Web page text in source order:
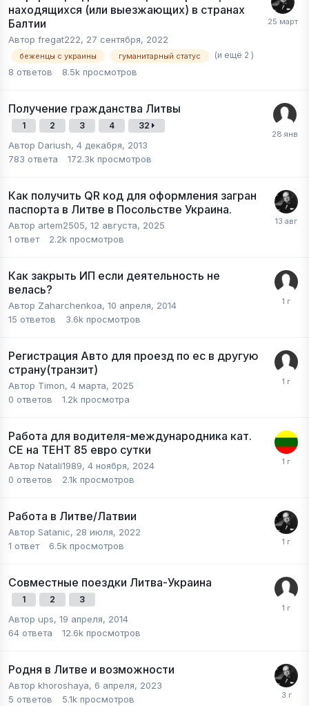
находящихся (или выезжающих) в странах
Балтии
Автор fregat222, 27 сентября, 2022
беженцы с украины гуманитарный статус (и ещё 2 )
8 ответов 8.5k просмотров
Получение гражданства Литвы
1 2 3 4 32
Автор Dariush, 4 декабря, 2013
783 ответа 172.3k просмотров
Как получить QR код для оформления загран
паспорта в Литве в Посольстве Украина.
Автор artem2505, 12 августа, 2025
1 ответ 2.2k просмотров
Как закрыть ИП если деятельность не
велась?
Автор Zaharchenkoa, 10 апреля, 2014
15 ответов 3.6k просмотров
Регистрация Авто для проезд по ес в другую
страну(транзит)
Автор Timon, 4 марта, 2025
0 ответов 1.2k просмотра
Работа для водителя-международника кат.
СЕ на ТЕНТ 85 евро сутки
Автор Natali1989, 4 ноября, 2024
0 ответов 2.1k просмотров
Работа в Литве/Латвии
Автор Satanic, 28 июля, 2022
1 ответ 6.5k просмотров
Совместные поездки Литва-Украина
1 2 3
Автор ups, 19 апреля, 2014
64 ответа 12.6k просмотров
Родня в Литве и возможности
Автор khoroshaya, 6 апреля, 2023
5 ответов 5.1k просмотров